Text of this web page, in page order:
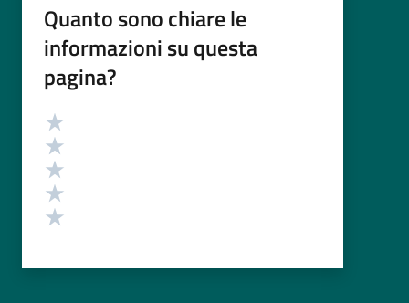
Quanto sono chiare le
informazioni su questa
pagina?
Valutazione